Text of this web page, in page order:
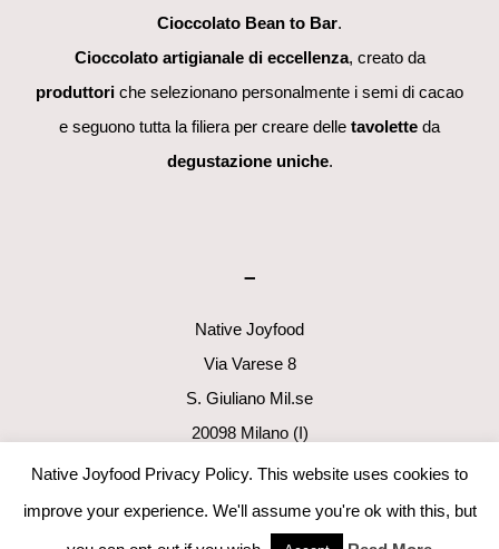
Cioccolato Bean to Bar.
Cioccolato artigianale di eccellenza, creato da
produttori che selezionano personalmente i semi di cacao
e seguono tutta la filiera per creare delle tavolette da
degustazione uniche.
–
Native Joyfood
Via Varese 8
S. Giuliano Mil.se
20098 Milano (I)
p.i. 06411160960
info@nativejoyfood.com
Native Joyfood Privacy Policy. This website uses cookies to
improve your experience. We'll assume you're ok with this, but